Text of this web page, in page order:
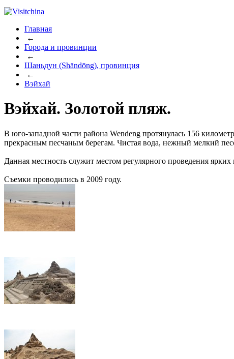
Главная
←
Города и провинции
←
Шаньдун (Shāndōng), провинция
←
Вэйхай
Вэйхай. Золотой пляж.
В юго-западной части района Wendeng протянулась 156
прекрасным песчаным берегам. Чистая вода, нежный мелкий
Данная местность служит местом регулярного проведения
Съемки проводились в 2009 году.